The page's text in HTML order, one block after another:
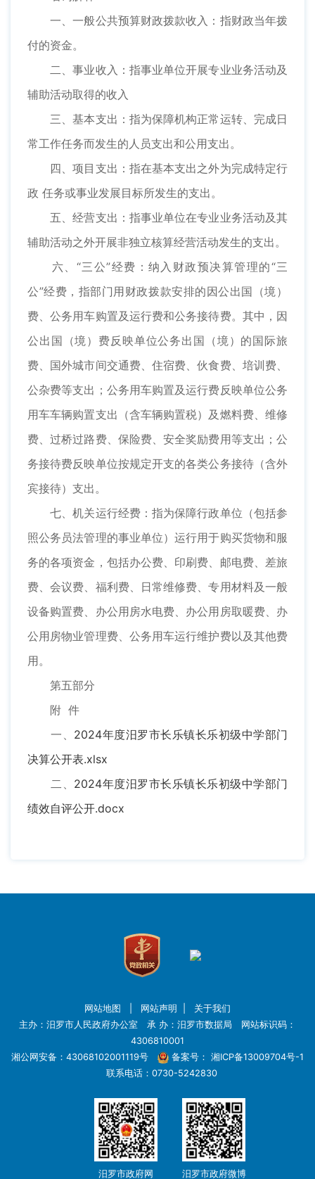
一、一般公共预算财政拨款收入：指财政当年拨
付的资金。
二、事业收入：指事业单位开展专业业务活动及
辅助活动取得的收入
三、基本支出：指为保障机构正常运转、完成日
常工作任务而发生的人员支出和公用支出。
四、项目支出：指在基本支出之外为完成特定行
政 任务或事业发展目标所发生的支出。
五、经营支出：指事业单位在专业业务活动及其
辅助活动之外开展非独立核算经营活动发生的支出。
六、“三公”经费：纳入财政预决算管理的“三
公”经费，指部门用财政拨款安排的因公出国（境）
费、公务用车购置及运行费和公务接待费。其中，因
公出国（境）费反映单位公务出国（境）的国际旅
费、国外城市间交通费、住宿费、伙食费、培训费、
公杂费等支出；公务用车购置及运行费反映单位公务
用车车辆购置支出（含车辆购置税）及燃料费、维修
费、过桥过路费、保险费、安全奖励费用等支出；公
务接待费反映单位按规定开支的各类公务接待（含外
宾接待）支出。
七、机关运行经费：指为保障行政单位（包括参
照公务员法管理的事业单位）运行用于购买货物和服
务的各项资金，包括办公费、印刷费、邮电费、差旅
费、会议费、福利费、日常维修费、专用材料及一般
设备购置费、办公用房水电费、办公用房取暖费、办
公用房物业管理费、公务用车运行维护费以及其他费
用。
第五部分
附 件
一、 2024年度汨罗市长乐镇长乐初级中学部门
决算公开表.xlsx
二、 2024年度汨罗市长乐镇长乐初级中学部门
绩效自评公开.docx
网站地图 网站声明
关于我们
主办：汨罗市人民政府办公室 承 办：汨罗市数据局 网站标识码：
4306810001
湘公网安备：43068102001119号
备案号： 湘ICP备13009704号-1
联系电话：0730-5242830
汨罗市政府网 汨罗市政府微博